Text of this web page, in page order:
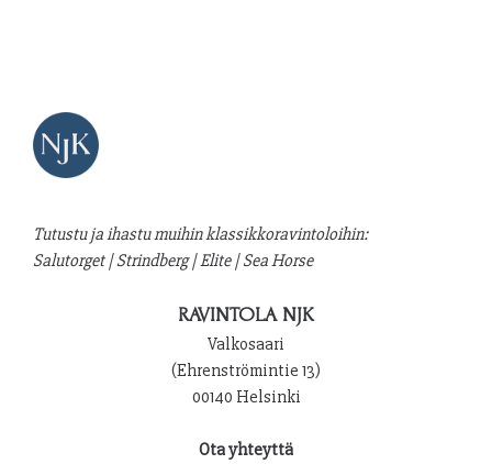
Tutustu ja ihastu muihin klassikkoravintoloihin:
Salutorget|Strindberg|Elite|Sea Horse
RAVINTOLA NJK
Valkosaari
(Ehrenströmintie 13)
00140 Helsinki
Ota yhteyttä